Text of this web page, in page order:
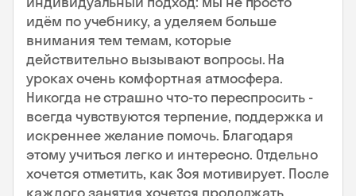
идём по учебнику, а уделяем больше
внимания тем темам, которые
действительно вызывают вопросы. На
уроках очень комфортная атмосфера.
Никогда не страшно что-то переспросить -
всегда чувствуются терпение, поддержка и
искреннее желание помочь. Благодаря
этому учиться легко и интересно. Отдельно
хочется отметить, как Зоя мотивирует. После